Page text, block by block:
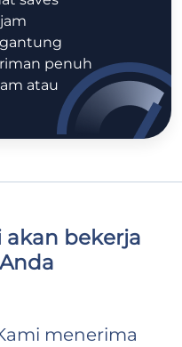
penuh
atau
bekerja
menerima